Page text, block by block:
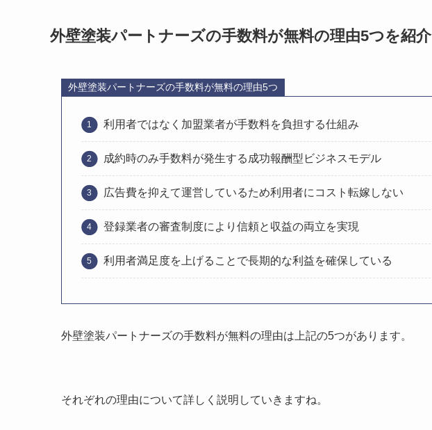
外壁塗装パートナーズの手数料が無料の理由5つを紹介
外壁塗装パートナーズの手数料が無料の理由5つ
利用者ではなく加盟業者が手数料を負担する仕組み
成約時のみ手数料が発生する成功報酬型ビジネスモデル
広告費を抑えて運営しているため利用者にコスト転嫁しない
登録業者の審査制度により信頼と収益の両立を実現
利用者満足度を上げることで長期的な利益を確保している
外壁塗装パートナーズの手数料が無料の理由は上記の5つがあります。
それぞれの理由について詳しく説明していきますね。